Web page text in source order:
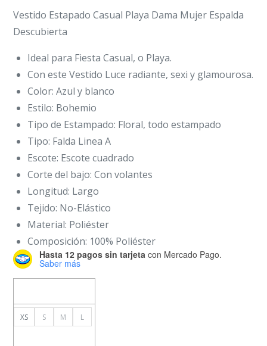
Vestido Estapado Casual Playa Dama Mujer Espalda
Descubierta
Ideal para Fiesta Casual, o Playa.
Con este Vestido Luce radiante, sexi y glamourosa.
Color: Azul y blanco
Estilo: Bohemio
Tipo de Estampado: Floral, todo estampado
Tipo: Falda Linea A
Escote: Escote cuadrado
Corte del bajo: Con volantes
Longitud: Largo
Tejido: No-Elástico
Material: Poliéster
Composición: 100% Poliéster
Hasta 12 pagos sin tarjeta con Mercado Pago.
Saber más
XS S M L